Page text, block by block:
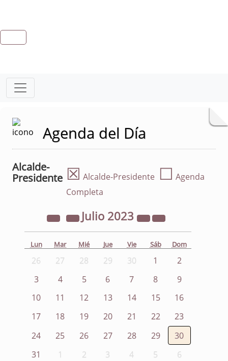
Agenda del Día
Alcalde-
Presidente ☒ Alcalde-Presidente ☐ Agenda
Completa
Julio 2023
Lun Mar Mié Jue Vie Sáb Dom
26 27 28 29 30 1
2
3
4 5 6 7 8
9
10
11 12 13 14 15
16
17
18 19 20 21 22
23
24
25 26 27 28 29
30
31
1 2 3 4 5 6